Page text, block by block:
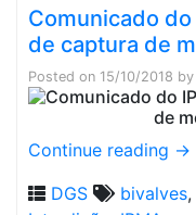
Comunicado
de captura de
Posted on 15/10/2018 by
Continue reading →
DGS
bivalves,